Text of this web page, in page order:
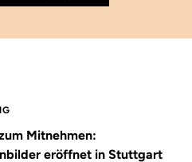
Mitnehmen:
eröffnet in Stuttgart